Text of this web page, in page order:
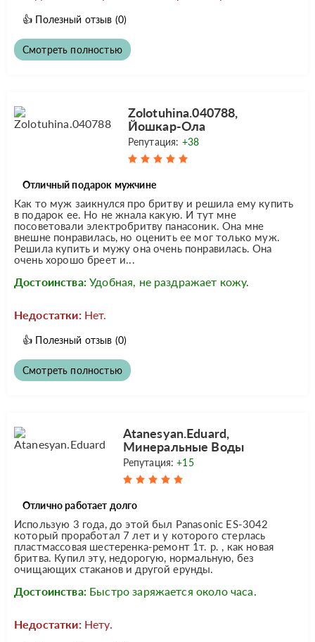
👍 Полезный отзыв (0)
Смотреть полностью
Zolotuhina.040788,
Йошкар-Ола
Репутация: +38
Отличный подарок мужчине
Как то муж заикнулся про бритву и решила ему купить
в подарок ее. Но не жнала какую. И тут мне
посоветовали электробритву панасоник. Она мне
внешне понравилась, но оценить ее мог только муж.
Решила купить и мужу она очень понравилась. Она
очень хорошо бреет и...
Достоинства: Удобная, не раздражает кожу.
Недостатки: Нет.
👍 Полезный отзыв (0)
Смотреть полностью
Atanesyan.Eduard,
Минеральные Воды
Репутация:+15
Отлично работает долго
Использую 3 года, до этой был Panasonic ES-3042
который проработал 7 лет и у которого стерлась
пластмассовая шестеренка-ремонт 1т. р. , как новая
бритва. Купил эту, недорогую, нормальную, без
очищающих стаканов и другой ерунды.
Достоинства: Быстро заряжается около часа.
Недостатки: Нету.